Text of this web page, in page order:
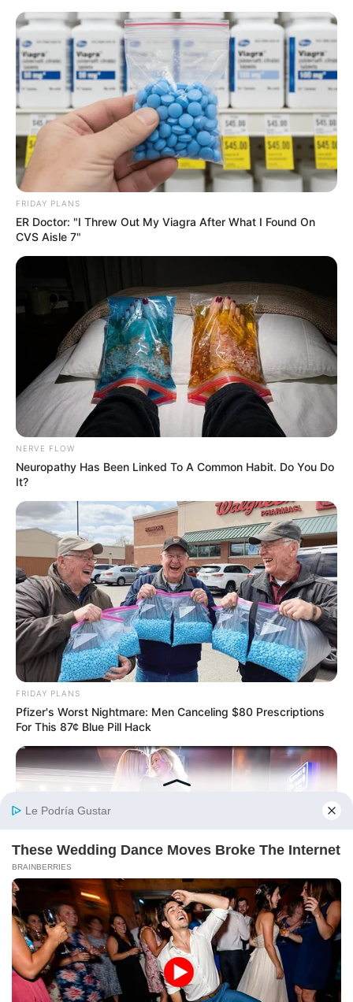
FRIDAY PLANS
ER Doctor: "I Threw Out My Viagra After What I Found On
CVS Aisle 7"
NERVE FLOW
Neuropathy Has Been Linked To A Common Habit. Do You Do
It?
FRIDAY PLANS
Pfizer's Worst Nightmare: Men Canceling $80 Prescriptions
For This 87¢ Blue Pill Hack
BUZZDAY
This Video Always Makes You Laugh, You Go Back And
Watch Again